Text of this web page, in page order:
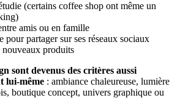
(certains coffee shop ont même un
amis ou en famille
pour partager sur ses réseaux sociaux
nouveaux produits
sont devenus des critères aussi
lui-même : ambiance chaleureuse, lumière
boutique concept, univers graphique ou